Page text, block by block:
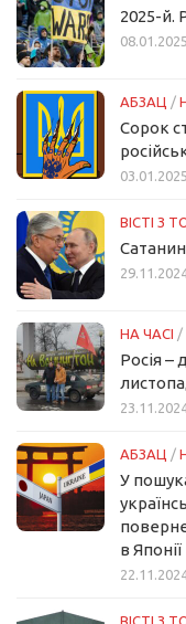
2025-й.
08.01.2025
АБЗАЦ /
Сорок
03.01.2025
ВІСТІ З
НА ЧАСІ /
Росія –
АБЗАЦ /
У
в Японії
ВІСТІ З